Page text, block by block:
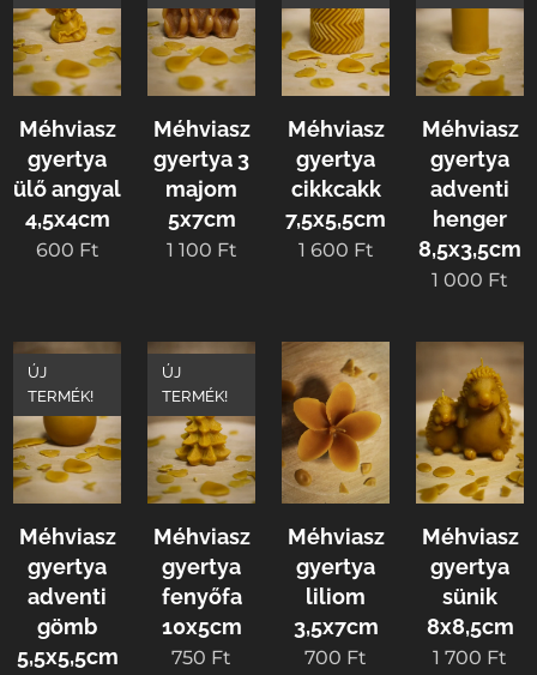
Méhviasz
gyertya
ülő angyal
4,5x4cm
600 Ft
Méhviasz
gyertya 3
majom
5x7cm
1 100 Ft
Méhviasz
gyertya
cikkcakk
7,5x5,5cm
1 600 Ft
Méhviasz
gyertya
adventi
henger
8,5x3,5cm
1 000 Ft
Méhviasz
gyertya
adventi
gömb
5,5x5,5cm
ÚJ
TERMÉK!
Méhviasz
gyertya
fenyőfa
10x5cm
ÚJ
TERMÉK!
750 Ft
Méhviasz
gyertya
liliom
3,5x7cm
700 Ft
Méhviasz
gyertya
sünik
8x8,5cm
1 700 Ft